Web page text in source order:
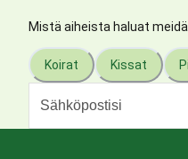
Mistä aiheista haluat
Koirat Kissat